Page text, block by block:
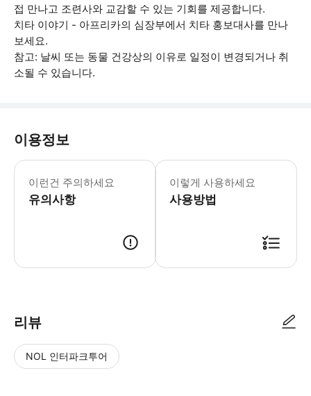
접 만나고 조련사와 교감할 수 있는 기회를 제공합니다.
치타 이야기 - 아프리카의 심장부에서 치타 홍보대사를 만나
보세요.
참고: 날씨 또는 동물 건강상의 이유로 일정이 변경되거나 취
소될 수 있습니다.
이용정보
이런건 주의하세요
유의사항
10월에는 어린이 무료 - 11세 이하 어
이렇게 사용하세요
사용방법
리뷰
NOL 인터파크투어